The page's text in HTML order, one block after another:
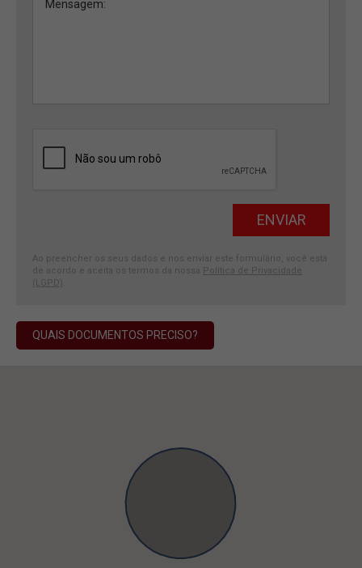
Ao preencher os seus dados e nos enviar este formulário, você está
de acordo e aceita os termos da nossa Política de Privacidade
(LGPD)
QUAIS DOCUMENTOS PRECISO?